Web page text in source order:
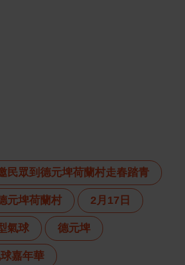
民眾到德元埤荷蘭村走春踏青
元埤荷蘭村 2月17日
氣球 德元埤
嘉年華